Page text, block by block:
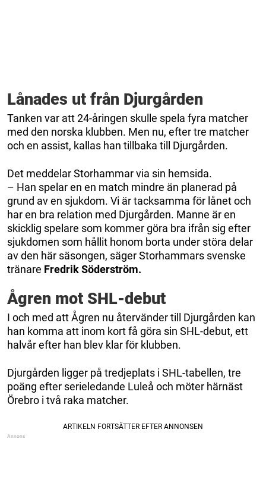
Lånades ut från Djurgården
Tanken var att 24-åringen skulle spela fyra matcher
med den norska klubben. Men nu, efter tre matcher
och en assist, kallas han tillbaka till Djurgården.
Det meddelar Storhammar via sin hemsida.
– Han spelar en en match mindre än planerad på
grund av en sjukdom. Vi är tacksamma för lånet och
har en bra relation med Djurgården. Manne är en
skicklig spelare som kommer göra bra ifrån sig efter
sjukdomen som hållit honom borta under störa delar
av den här säsongen, säger Storhammars svenske
tränare Fredrik Söderström.
Ågren mot SHL-debut
I och med att Ågren nu återvänder till Djurgården kan
han komma att inom kort få göra sin SHL-debut, ett
halvår efter han blev klar för klubben.
Djurgården ligger på tredjeplats i SHL-tabellen, tre
poäng efter serieledande Luleå och möter härnäst
Örebro i två raka matcher.